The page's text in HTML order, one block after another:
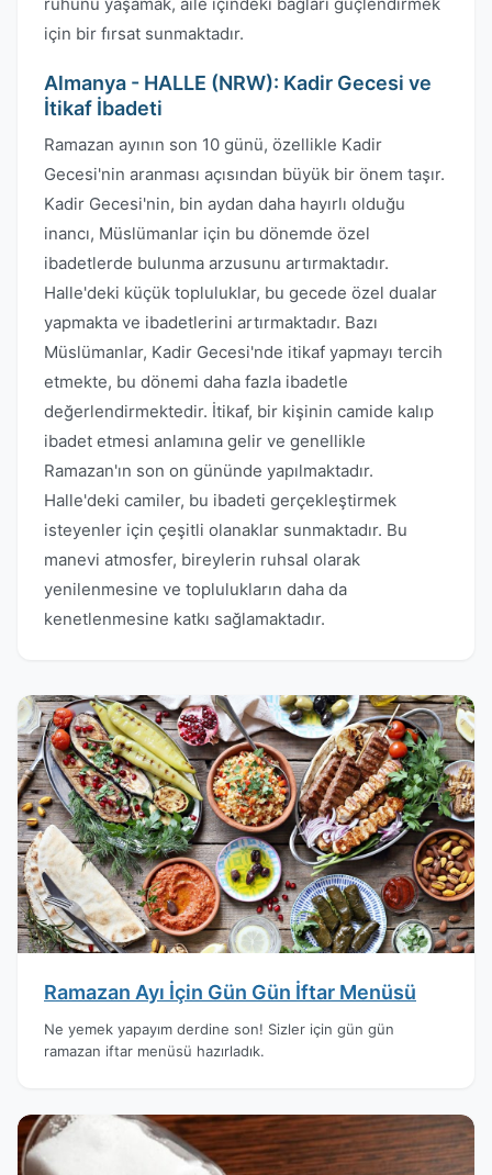
için bir fırsat sunmaktadır.
Almanya - HALLE (NRW): Kadir Gecesi ve
İtikaf İbadeti
Ramazan ayının son 10 günü, özellikle Kadir
Gecesi'nin aranması açısından büyük bir önem taşır.
Kadir Gecesi'nin, bin aydan daha hayırlı olduğu
inancı, Müslümanlar için bu dönemde özel
ibadetlerde bulunma arzusunu artırmaktadır.
Halle'deki küçük topluluklar, bu gecede özel dualar
yapmakta ve ibadetlerini artırmaktadır. Bazı
Müslümanlar, Kadir Gecesi'nde itikaf yapmayı tercih
etmekte, bu dönemi daha fazla ibadetle
değerlendirmektedir. İtikaf, bir kişinin camide kalıp
ibadet etmesi anlamına gelir ve genellikle
Ramazan'ın son on gününde yapılmaktadır.
Halle'deki camiler, bu ibadeti gerçekleştirmek
isteyenler için çeşitli olanaklar sunmaktadır. Bu
manevi atmosfer, bireylerin ruhsal olarak
yenilenmesine ve toplulukların daha da
kenetlenmesine katkı sağlamaktadır.
Ramazan Ayı İçin Gün Gün İftar Menüsü
Ne yemek yapayım derdine son! Sizler için gün gün
ramazan iftar menüsü hazırladık.